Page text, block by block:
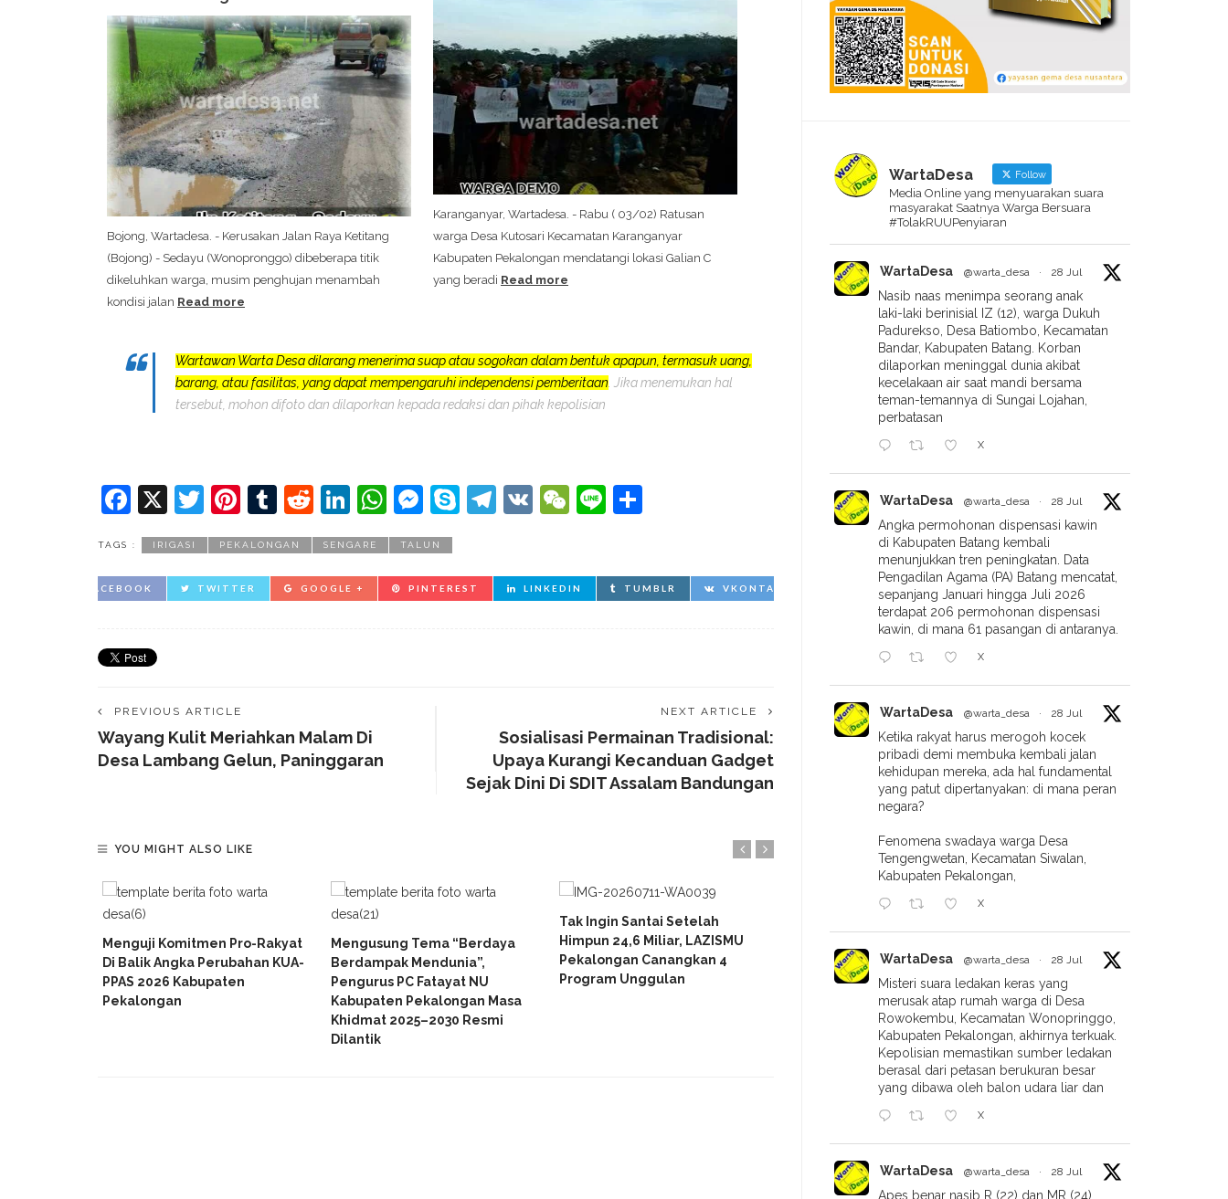
Bojong, Wartadesa. - Kerusakan Jalan Raya Ketitang
(Bojong) - Sedayu (Wonopronggo) dibeberapa titik
dikeluhkan warga, musim penghujan menambah
kondisi jalan Read more
Karanganyar, Wartadesa. - Rabu ( 03/02) Ratusan
warga Desa Kutosari Kecamatan Karanganyar
Kabupaten Pekalongan mendatangi lokasi Galian C
yang beradi Read more
Wartawan Warta Desa dilarang menerima suap atau sogokan dalam bentuk apapun, termasuk uang,
barang, atau fasilitas, yang dapat mempengaruhi independensi pemberitaan. Jika menemukan hal
tersebut, mohon difoto dan dilaporkan kepada redaksi dan pihak kepolisian
Facebook
X Twitter
Pinterest
Tumblr
Reddit
LinkedIn
WhatsApp
Messenger
Skype
Telegram
VK WeChat
Line
TAGS : IRIGASI PEKALONGAN SENGARE TALUN
FACEBOOK TWITTER GOOGLE + PINTEREST LINKEDIN TUMBLR VKONTAKTE
PREVIOUS ARTICLE
Wayang Kulit Meriahkan Malam Di
Desa Lambang Gelun, Paninggaran
NEXT ARTICLE
Sosialisasi Permainan Tradisional:
Upaya Kurangi Kecanduan Gadget
Sejak Dini Di SDIT Assalam Bandungan
YOU MIGHT ALSO LIKE
Menguji Komitmen Pro-Rakyat
Di Balik Angka Perubahan KUA-
PPAS 2026 Kabupaten
Pekalongan
Mengusung Tema “Berdaya
Berdampak Mendunia”,
Pengurus PC Fatayat NU
Kabupaten Pekalongan Masa
Khidmat 2025–2030 Resmi
Dilantik
Tak Ingin Santai Setelah
Himpun 24,6 Miliar, LAZISMU
Pekalongan Canangkan 4
Program Unggulan
Audit Laporan Keuangan
LAZISMU Pekalongan Tahun
Babak Baru
WartaDesa Follow
Media Online yang menyuarakan suara
masyarakat Saatnya Warga Bersuara
#TolakRUUPenyiaran
WartaDesa @warta_desa · 28 Jul
Nasib naas menimpa seorang anak
laki-laki berinisial IZ (12), warga Dukuh
Padurekso, Desa Batiombo, Kecamatan
Bandar, Kabupaten Batang. Korban
dilaporkan meninggal dunia akibat
kecelakaan air saat mandi bersama
teman-temannya di Sungai Lojahan,
perbatasan
X
WartaDesa @warta_desa · 28 Jul
Angka permohonan dispensasi kawin
di Kabupaten Batang kembali
menunjukkan tren peningkatan. Data
Pengadilan Agama (PA) Batang mencatat,
sepanjang Januari hingga Juli 2026
terdapat 206 permohonan dispensasi
kawin, di mana 61 pasangan di antaranya.
X
WartaDesa @warta_desa · 28 Jul
Ketika rakyat harus merogoh kocek
pribadi demi membuka kembali jalan
kehidupan mereka, ada hal fundamental
yang patut dipertanyakan: di mana peran
negara?
Fenomena swadaya warga Desa
Tengengwetan, Kecamatan Siwalan,
Kabupaten Pekalongan,
X
WartaDesa @warta_desa · 28 Jul
Misteri suara ledakan keras yang
merusak atap rumah warga di Desa
Rowokembu, Kecamatan Wonopringgo,
Kabupaten Pekalongan, akhirnya terkuak.
Kepolisian memastikan sumber ledakan
berasal dari petasan berukuran besar
yang dibawa oleh balon udara liar dan
X
WartaDesa @warta_desa · 28 Jul
Apes benar nasib R (22) dan MR (24).